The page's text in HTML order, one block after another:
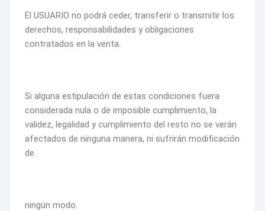
El USUARIO no podrá ceder, transferir o transmitir los
derechos, responsabilidades y obligaciones
contratados en la venta.
Si alguna estipulación de estas condiciones fuera
considerada nula o de imposible cumplimiento, la
validez, legalidad y cumplimiento del resto no se verán
afectados de ninguna manera, ni sufrirán modificación
de
ningún modo.